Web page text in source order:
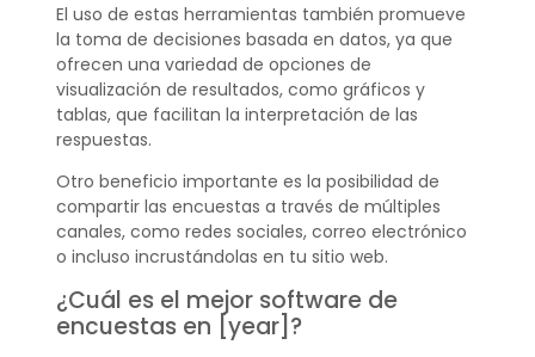
El uso de estas herramientas también promueve
la toma de decisiones basada en datos, ya que
ofrecen una variedad de opciones de
visualización de resultados, como gráficos y
tablas, que facilitan la interpretación de las
respuestas.
Otro beneficio importante es la posibilidad de
compartir las encuestas a través de múltiples
canales, como redes sociales, correo electrónico
o incluso incrustándolas en tu sitio web.
¿Cuál es el mejor software de
encuestas en [year]?